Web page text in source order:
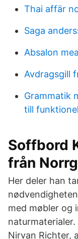
Thai affär
Saga
Absalon
Avdragsgill
Grammatik
till
Soffbord
från
Her deler han
med møbler og
Nirvan Richter,